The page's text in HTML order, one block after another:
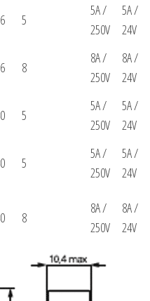
5
5A /
250V
5A /
24V
8
8A /
250V
8A /
24V
5
5A /
250V
5A /
24V
5
5A /
250V
5A /
24V
8
8A /
250V
8A /
24V